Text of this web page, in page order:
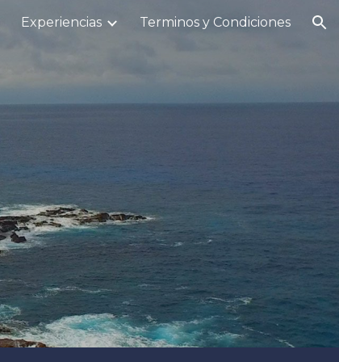
Experiencias Terminos y Condiciones